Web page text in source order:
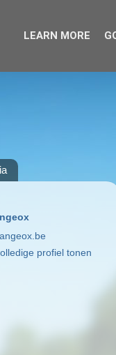
profiel tonen
LEARN MORE